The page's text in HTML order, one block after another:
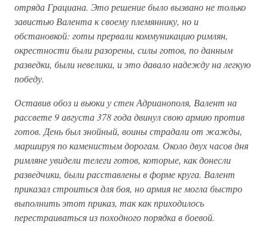
отряда Грациана. Это решение было вызвано не только
завистью Валента к своему племяннику, но и
обстановкой: готы прервали коммуникацию римлян,
окрестности были разорены, силы готов, по данным
разведки, были невелики, и это давало надежду на легкую
победу.
Оставив обоз и вьюки у стен Адрианополя, Валент на
рассвете 9 августа 378 года двинул свою армию против
готов. День был знойный, воины страдали от жажды,
маршируя по каменистым дорогам. Около двух часов дня
римляне увидели телеги готов, которые, как донесли
разведчики, были расставлены в форме круга. Валент
приказал строиться для боя, но армия не могла быстро
выполнить этот приказ, так как приходилось
перестраиваться из походного порядка в боевой.